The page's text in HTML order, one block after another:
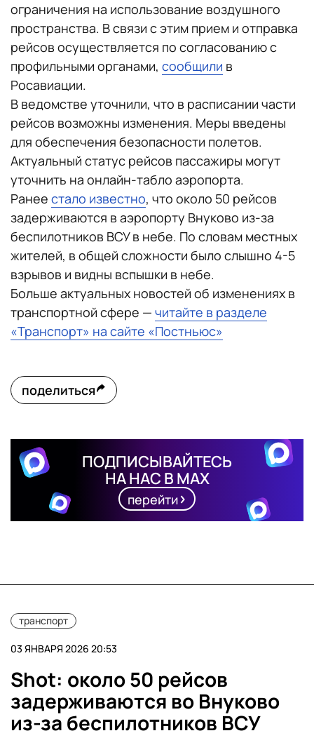
ограничения на использование воздушного
пространства. В связи с этим прием и отправка
рейсов осуществляется по согласованию с
профильными органами, сообщили в
Росавиации.
В ведомстве уточнили, что в расписании части
рейсов возможны изменения. Меры введены
для обеспечения безопасности полетов.
Актуальный статус рейсов пассажиры могут
уточнить на онлайн-табло аэропорта.
Ранее стало известно, что около 50 рейсов
задерживаются в аэропорту Внуково из-за
беспилотников ВСУ в небе. По словам местных
жителей, в общей сложности было слышно 4-5
взрывов и видны вспышки в небе.
Больше актуальных новостей об изменениях в
транспортной сфере — читайте в разделе
«Транспорт» на сайте «Постньюс»
поделиться
ПОДПИСЫВАЙТЕСЬ
НА НАС В MAX
перейти
транспорт
03 ЯНВАРЯ 2026 20:53
Shot: около 50 рейсов
задерживаются во Внуково
из-за беспилотников ВСУ